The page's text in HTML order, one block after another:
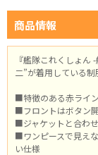
商品情報
『艦隊これくしょん
二”が着用している制
■特徴のある赤ライ
■フロントはボタン
■ジャケットと合わ
■ワンピースで見え
い仕様